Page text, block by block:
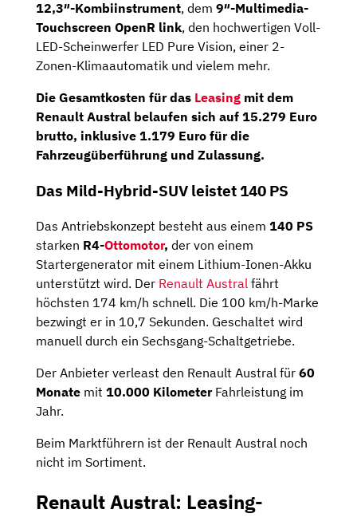
12,3″-Kombiinstrument, dem 9″-Multimedia-
Touchscreen OpenR link, den hochwertigen Voll-
LED-Scheinwerfer LED Pure Vision, einer 2-
Zonen-Klimaautomatik und vielem mehr.
Die Gesamtkosten für das Leasing mit dem
Renault Austral belaufen sich auf 15.279 Euro
brutto, inklusive 1.179 Euro für die
Fahrzeugüberführung und Zulassung.
Das Mild-Hybrid-SUV leistet 140 PS
Das Antriebskonzept besteht aus einem 140 PS
starken R4-Ottomotor, der von einem
Startergenerator mit einem Lithium-Ionen-Akku
unterstützt wird. Der Renault Austral fährt
höchsten 174 km/h schnell. Die 100 km/h-Marke
bezwingt er in 10,7 Sekunden. Geschaltet wird
manuell durch ein Sechsgang-Schaltgetriebe.
Der Anbieter verleast den Renault Austral für 60
Monate mit 10.000 KilometerFahrleistung im
Jahr.
Beim Marktführern ist der Renault Austral noch
nicht im Sortiment.
Renault Austral: Leasing-